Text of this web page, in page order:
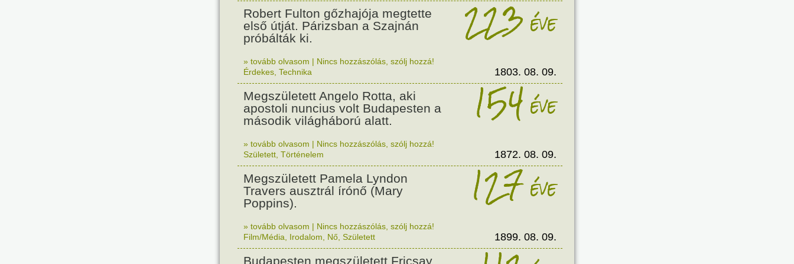
Robert Fulton gőzhajója megtette
első útját. Párizsban a Szajnán
próbálták ki.
223éve
» tovább olvasom | Nincs hozzászólás, szólj hozzá!
Érdekes Technika 1803. 08. 09.
Megszületett Angelo Rotta, aki
apostoli nuncius volt Budapesten a
második világháború alatt.
154éve
» tovább olvasom | Nincs hozzászólás, szólj hozzá!
Született Történelem 1872. 08. 09.
Megszületett Pamela Lyndon
Travers ausztrál írónő (Mary
Poppins).
127éve
» tovább olvasom | Nincs hozzászólás, szólj hozzá!
Film/Média
Irodalom Nő Született 1899. 08. 09.
Budapesten megszületett Fricsay